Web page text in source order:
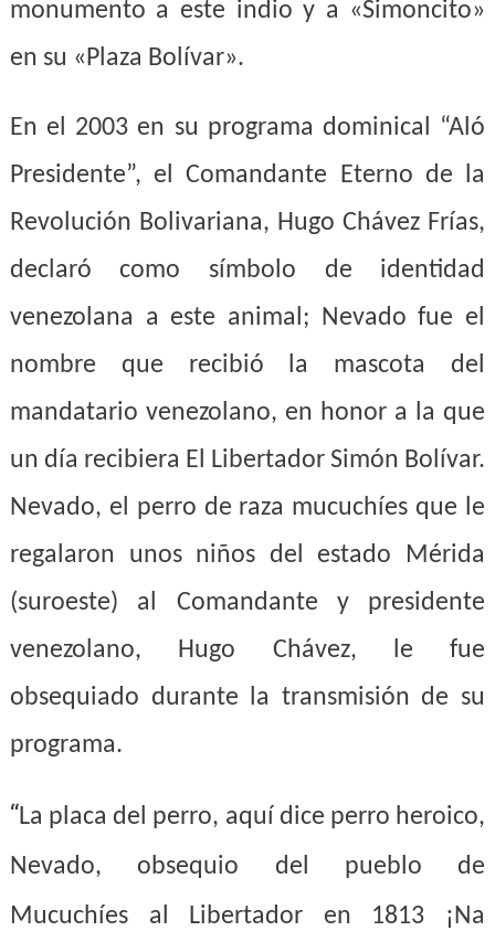
monumento a este indio y a «Simoncito»
en su «Plaza Bolívar».
En el 2003 en su programa dominical “Aló
Presidente”, el Comandante Eterno de la
Revolución Bolivariana, Hugo Chávez Frías,
declaró como símbolo de identidad
venezolana a este animal; Nevado fue el
nombre que recibió la mascota del
mandatario venezolano, en honor a la que
un día recibiera El Libertador Simón Bolívar.
Nevado, el perro de raza mucuchíes que le
regalaron unos niños del estado Mérida
(suroeste) al Comandante y presidente
venezolano, Hugo Chávez, le fue
obsequiado durante la transmisión de su
programa.
“La placa del perro, aquí dice perro heroico,
Nevado, obsequio del pueblo de
Mucuchíes al Libertador en 1813 ¡Na